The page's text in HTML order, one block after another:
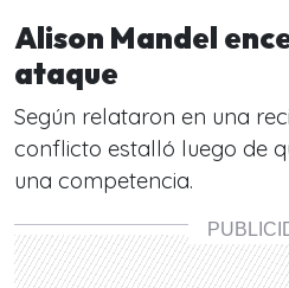
Alison Mandel
ataque
Según relataron en una
conflicto estalló luego de
una competencia.